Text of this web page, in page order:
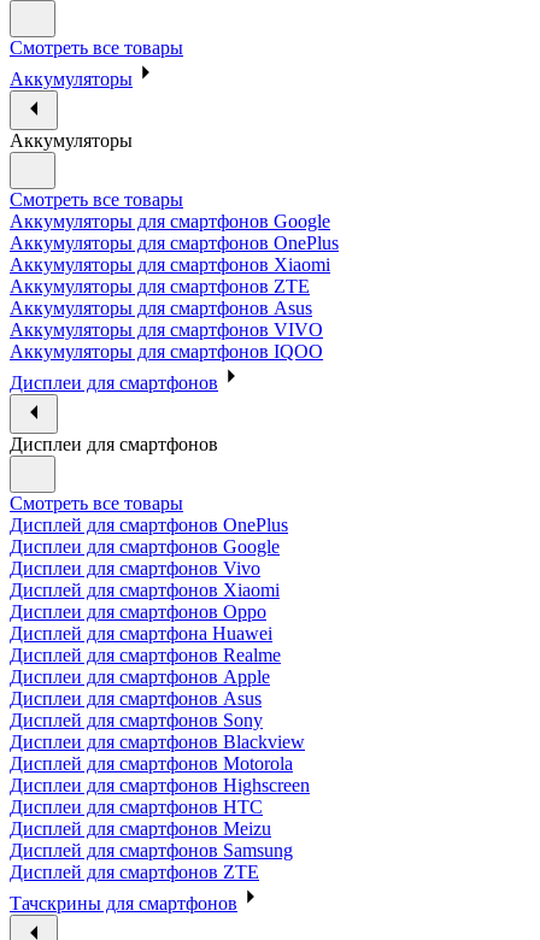
Смотреть все товары
Аккумуляторы
Аккумуляторы
Смотреть все товары
Аккумуляторы для смартфонов Google
Аккумуляторы для смартфонов OnePlus
Аккумуляторы для смартфонов Xiaomi
Аккумуляторы для смартфонов ZTE
Аккумуляторы для cмартфонов Asus
Аккумуляторы для смартфонов VIVO
Аккумуляторы для смартфонов IQOO
Дисплеи для смартфонов
Дисплеи для смартфонов
Смотреть все товары
Дисплей для смартфонов OnePlus
Дисплеи для смартфонов Google
Дисплеи для смартфонов Vivo
Дисплей для смартфонов Xiaomi
Дисплеи для смартфонов Oppo
Дисплей для смартфона Huawei
Дисплей для смартфонов Realme
Дисплеи для смартфонов Apple
Дисплеи для смартфонов Asus
Дисплей для смартфонов Sony
Дисплеи для смартфонов Blackview
Дисплей для смартфонов Motorola
Дисплеи для смартфонов Highscreen
Дисплеи для смартфонов HTC
Дисплей для смартфонов Meizu
Дисплей для смартфонов Samsung
Дисплей для смартфонов ZTE
Тачскрины для смартфонов